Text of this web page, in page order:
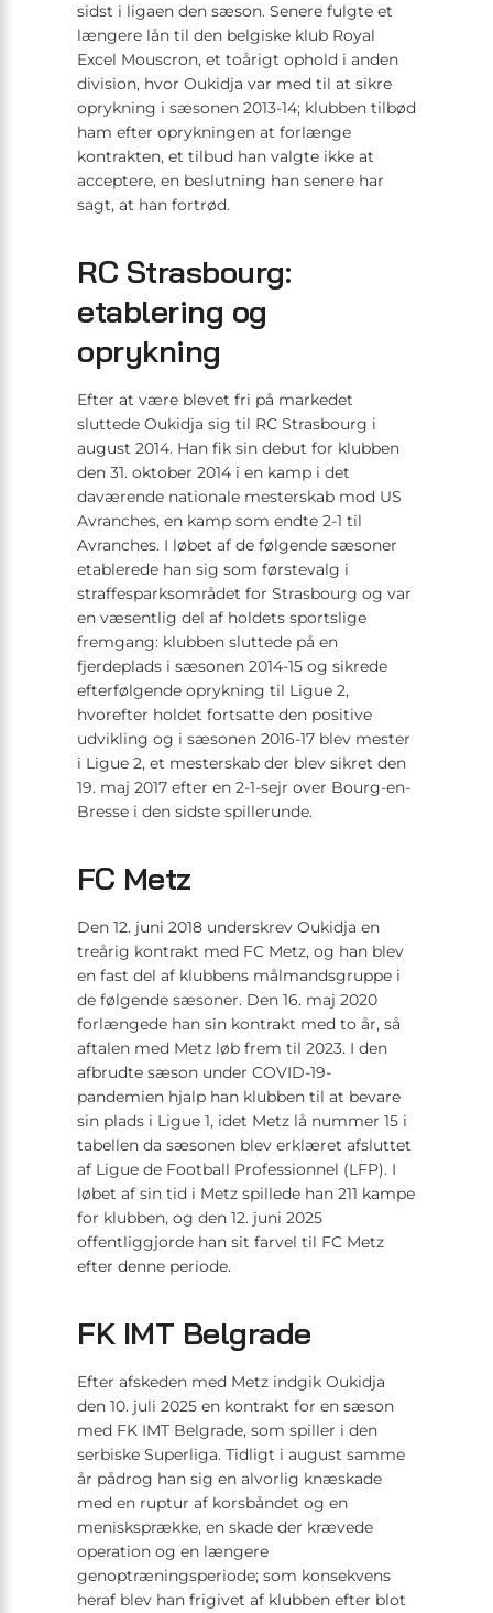
sidst i ligaen den sæson. Senere fulgte et
længere lån til den belgiske klub Royal
Excel Mouscron, et toårigt ophold i anden
division, hvor Oukidja var med til at sikre
oprykning i sæsonen 2013-14; klubben tilbød
ham efter oprykningen at forlænge
kontrakten, et tilbud han valgte ikke at
acceptere, en beslutning han senere har
sagt, at han fortrød.
RC Strasbourg:
etablering og
oprykning
Efter at være blevet fri på markedet
sluttede Oukidja sig til RC Strasbourg i
august 2014. Han fik sin debut for klubben
den 31. oktober 2014 i en kamp i det
daværende nationale mesterskab mod US
Avranches, en kamp som endte 2-1 til
Avranches. I løbet af de følgende sæsoner
etablerede han sig som førstevalg i
straffesparksområdet for Strasbourg og var
en væsentlig del af holdets sportslige
fremgang: klubben sluttede på en
fjerdeplads i sæsonen 2014-15 og sikrede
efterfølgende oprykning til Ligue 2,
hvorefter holdet fortsatte den positive
udvikling og i sæsonen 2016-17 blev mester
i Ligue 2, et mesterskab der blev sikret den
19. maj 2017 efter en 2-1-sejr over Bourg-en-
Bresse i den sidste spillerunde.
FC Metz
Den 12. juni 2018 underskrev Oukidja en
treårig kontrakt med FC Metz, og han blev
en fast del af klubbens målmandsgruppe i
de følgende sæsoner. Den 16. maj 2020
forlængede han sin kontrakt med to år, så
aftalen med Metz løb frem til 2023. I den
afbrudte sæson under COVID-19-
pandemien hjalp han klubben til at bevare
sin plads i Ligue 1, idet Metz lå nummer 15 i
tabellen da sæsonen blev erklæret afsluttet
af Ligue de Football Professionnel (LFP). I
løbet af sin tid i Metz spillede han 211 kampe
for klubben, og den 12. juni 2025
offentliggjorde han sit farvel til FC Metz
efter denne periode.
FK IMT Belgrade
Efter afskeden med Metz indgik Oukidja
den 10. juli 2025 en kontrakt for en sæson
med FK IMT Belgrade, som spiller i den
serbiske Superliga. Tidligt i august samme
år pådrog han sig en alvorlig knæskade
med en ruptur af korsbåndet og en
menisksprække, en skade der krævede
operation og en længere
genoptræningsperiode; som konsekvens
heraf blev han frigivet af klubben efter blot